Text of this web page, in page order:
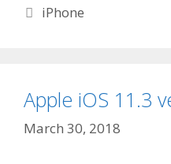
Categories
iPhone
Apple iOS 11.3
March 30, 2018